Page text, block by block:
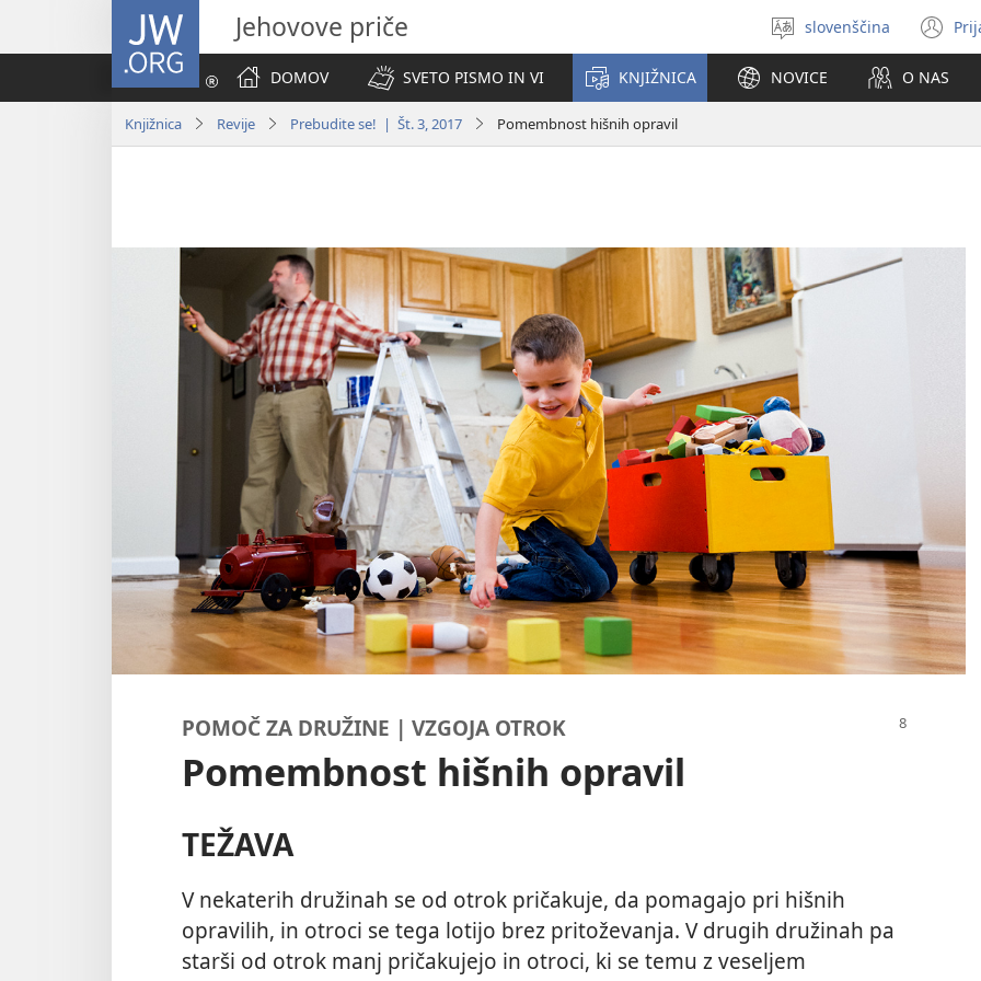
JW.ORG Jehovove priče
Izberite
jezik
slovenščina
DOMOV
SVETO PISMO IN VI KNJIŽNICA NOVICE O NAS
Knjižnica Revije Prebudite se! | Št. 3, 2017 Pomembnost hišnih opravil
POMOČ ZA DRUŽINE | VZGOJA OTROK
Pomembnost hišnih opravil
TEŽAVA
V nekaterih družinah se od otrok pričakuje, da pomagajo pri hišnih
opravilih, in otroci se tega lotijo brez pritoževanja. V drugih družinah pa
starši od otrok manj pričakujejo in otroci, ki se temu z veseljem